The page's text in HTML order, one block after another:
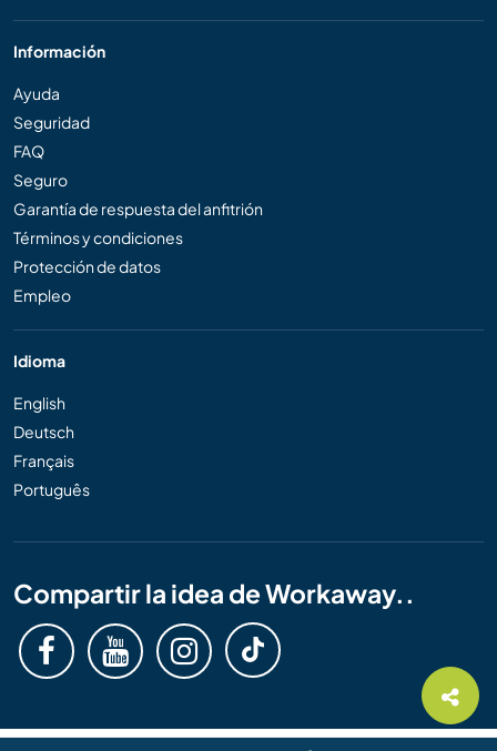
Información
Ayuda
Seguridad
FAQ
Seguro
Garantía de respuesta del anfitrión
Términos y condiciones
Protección de datos
Empleo
Idioma
English
Deutsch
Français
Português
Compartir la idea de Workaway..